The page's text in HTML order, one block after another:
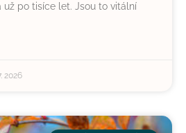
už po tisíce let. Jsou to vitální
2026